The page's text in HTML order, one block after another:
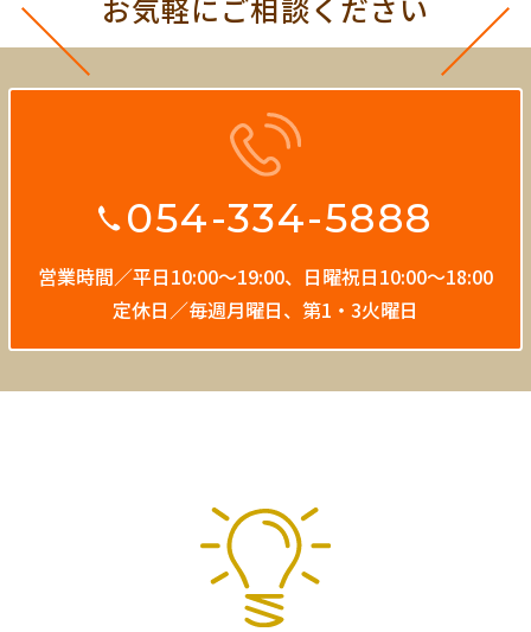
お気軽にご相談ください
054-334-5888
営業時間／平日10:00〜19:00、 日曜祝日10:00〜18:00
定休日／毎週月曜日、第1・3火曜日